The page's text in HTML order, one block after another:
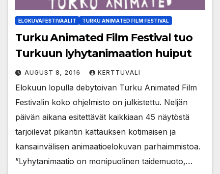
ELOKUVAFESTIVAALIT TURKU ANIMATED FILM FESTIVAL
Turku Animated Film Festival tuo
Turkuun lyhytanimaation huiput
AUGUST 8, 2016 KERTTUVALI
Elokuun lopulla debytoivan Turku Animated Film
Festivalin koko ohjelmisto on julkistettu. Neljän
päivän aikana esitettävät kaikkiaan 45 näytöstä
tarjoilevat pikantin kattauksen kotimaisen ja
kansainvälisen animaatioelokuvan parhaimmistoa.
”Lyhytanimaatio on monipuolinen taidemuoto,…